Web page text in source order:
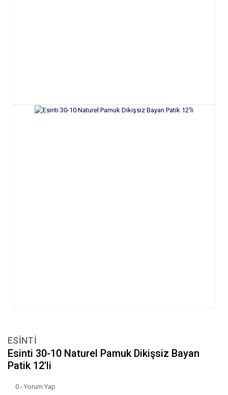
ESİNTİ
Esinti 30-10 Naturel Pamuk Dikişsiz Bayan
Patik 12'li
0 - Yorum Yap